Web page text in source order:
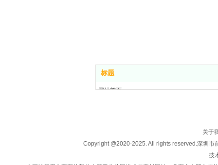
标题
网站首页
法律咨询
关于
Copyright @2020-2025. All rights reserved.深圳
技